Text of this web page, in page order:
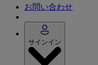
お問い合わせ
サインイン